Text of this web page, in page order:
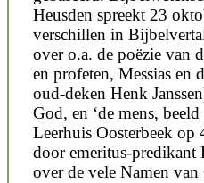
Heusden spreekt 23
verschillen in
over o.a. de poëzie van
en profeten, Messias en
oud-deken Henk
God, en ‘de mens,
Leerhuis Oosterbeek op
door emeritus-predikant
over de vele Namen